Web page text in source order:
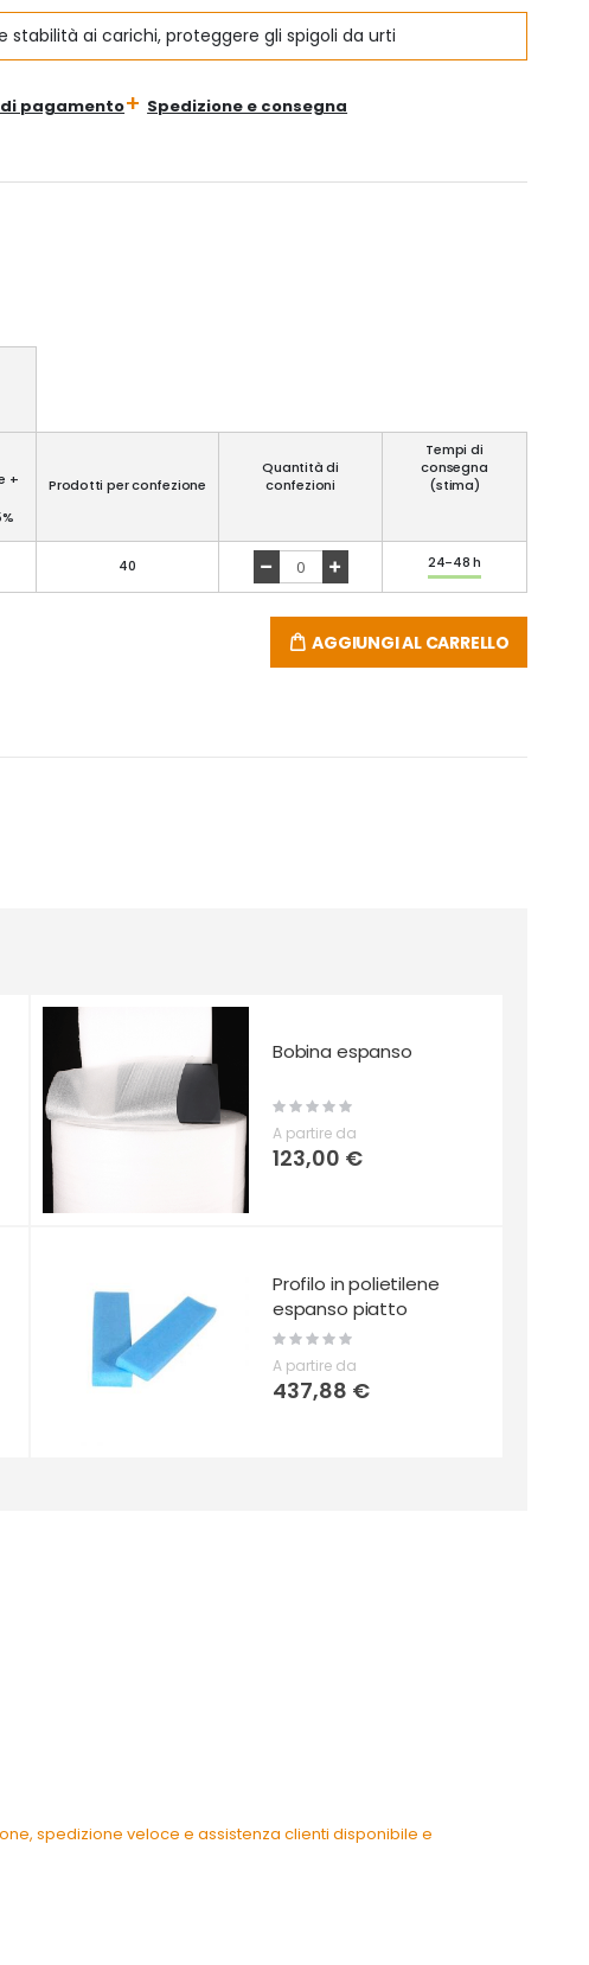
stabilità ai carichi, proteggere gli spigoli da urti
pagamento
Spedizione e consegna
+ Prodotti per confezione
Quantità di
confezioni
Tempi di
consegna
(stima)
40 24-48 h
AGGIUNGI AL CARRELLO
Bobina espanso
Rating:
0%
A partire da
123,00 €
Profilo in polietilene
espanso piatto
Rating:
0%
A partire da
437,88 €
spedizione veloce e assistenza clienti disponibile e